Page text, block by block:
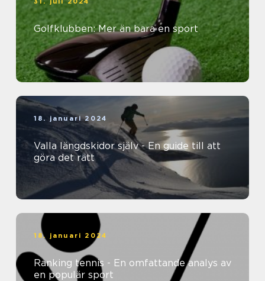
Golfklubben: Mer än bara en sport
18. januari 2024
Valla längdskidor själv - En guide till att
göra det rätt
18. januari 2024
Ranking tennis - En omfattande analys av
en populär sport